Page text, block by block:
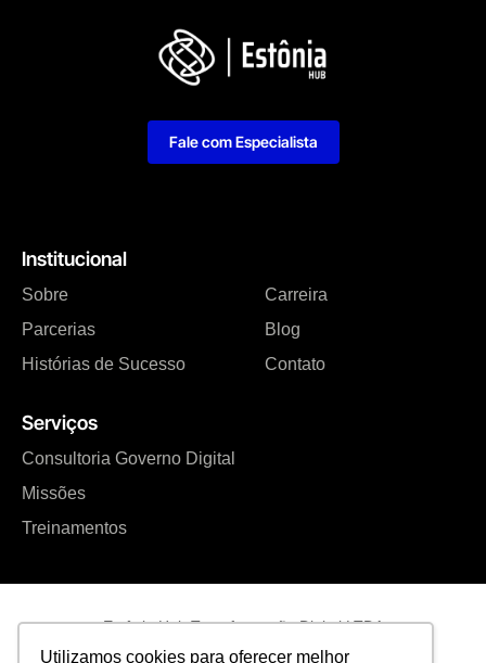
Utilizamos cookies para oferecer melhor
Institucional
Sobre
Parcerias
Histórias de Sucesso
Carreira
Blog
Contato
Serviços
Consultoria Governo Digital
Missões
Treinamentos
Fale com Especialista
Estônia Hub Transformação Digital LTDA